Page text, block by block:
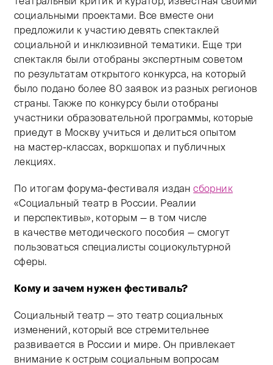
социальными проектами. Все вместе они
предложили к участию девять спектаклей
социальной и инклюзивной тематики. Еще три
спектакля были отобраны экспертным советом
по результатам открытого конкурса, на который
было подано более 80 заявок из разных регионов
страны. Также по конкурсу были отобраны
участники образовательной программы, которые
приедут в Москву учиться и делиться опытом
на мастер-классах, воркшопах и публичных
лекциях.
По итогам форума-фестиваля издансборник
«Социальный театр в России. Реалии
и перспективы», которым — в том числе
в качестве методического пособия — смогут
пользоваться специалисты социокультурной
сферы.
Кому и зачем нужен фестиваль?
Социальный театр — это театр социальных
изменений, который все стремительнее
развивается в России и мире. Он привлекает
внимание к острым социальным вопросам